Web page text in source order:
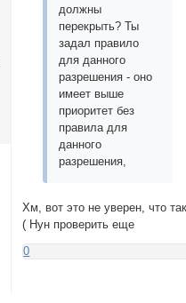
должны
перекрыть? Ты
задал правило
для данного
разрешения - оно
имеет выше
приоритет без
правила для
данного
разрешения,
Хм, вот это не уверен, что
( Нун проверить еще
0